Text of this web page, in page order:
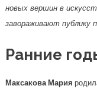
новых вершин в
завораживают публику
Ранние
Максакова Мария